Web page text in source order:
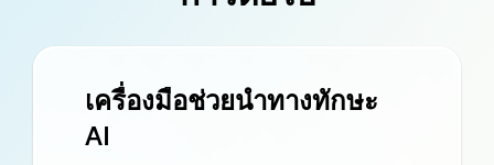
เครื่องมือช่วยนำทางทักษะ
AI